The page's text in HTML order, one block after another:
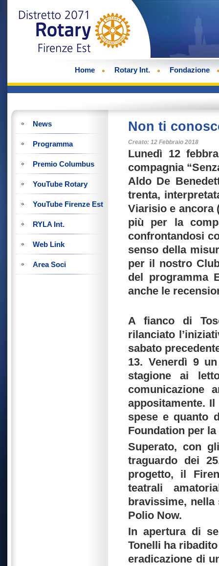
Home Rotary Int. Fondazione
News
Programma
Premio Columbus
YouTube Rotary
YouTube Firenze Est
RYLA Int.
Web Link
Area Soci
Non ti
Creato: 12 Febbraio 2018
Lunedì 12
compagnia
Aldo De
trenta,
Viarisio e ancora
più per la
confrontandosi
senso della
per il nostro
del programma
anche le
A fianco di
rilanciato
sabato
13. Venerdì 9
stagione ai
comunicazione
appositamente.
spese e quanto
Foundation per
Superato, con
traguardo dei
progetto, il
teatrali
bravissime, nella
Polio Now.
In apertura di
Tonelli ha
eradicazione di